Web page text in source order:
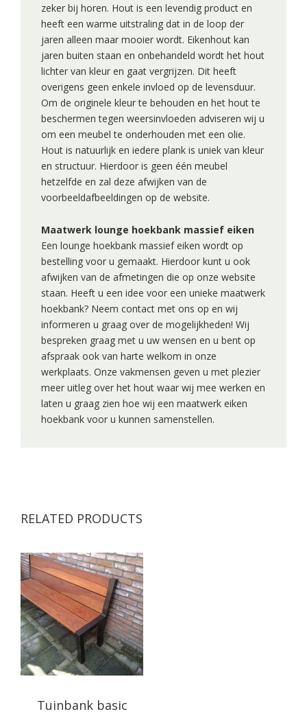
zeker bij horen. Hout is een levendig product en
heeft een warme uitstraling dat in de loop der
jaren alleen maar mooier wordt. Eikenhout kan
jaren buiten staan en onbehandeld wordt het hout
lichter van kleur en gaat vergrijzen. Dit heeft
overigens geen enkele invloed op de levensduur.
Om de originele kleur te behouden en het hout te
beschermen tegen weersinvloeden adviseren wij u
om een meubel te onderhouden met een olie.
Hout is natuurlijk en iedere plank is uniek van kleur
en structuur. Hierdoor is geen één meubel
hetzelfde en zal deze afwijken van de
voorbeeldafbeeldingen op de website.
Maatwerk lounge hoekbank massief eiken
Een lounge hoekbank massief eiken wordt op
bestelling voor u gemaakt. Hierdoor kunt u ook
afwijken van de afmetingen die op onze website
staan. Heeft u een idee voor een unieke maatwerk
hoekbank? Neem contact met ons op en wij
informeren u graag over de mogelijkheden! Wij
bespreken graag met u uw wensen en u bent op
afspraak ook van harte welkom in onze
werkplaats. Onze vakmensen geven u met plezier
meer uitleg over het hout waar wij mee werken en
laten u graag zien hoe wij een maatwerk eiken
hoekbank voor u kunnen samenstellen.
RELATED PRODUCTS
Tuinbank basic